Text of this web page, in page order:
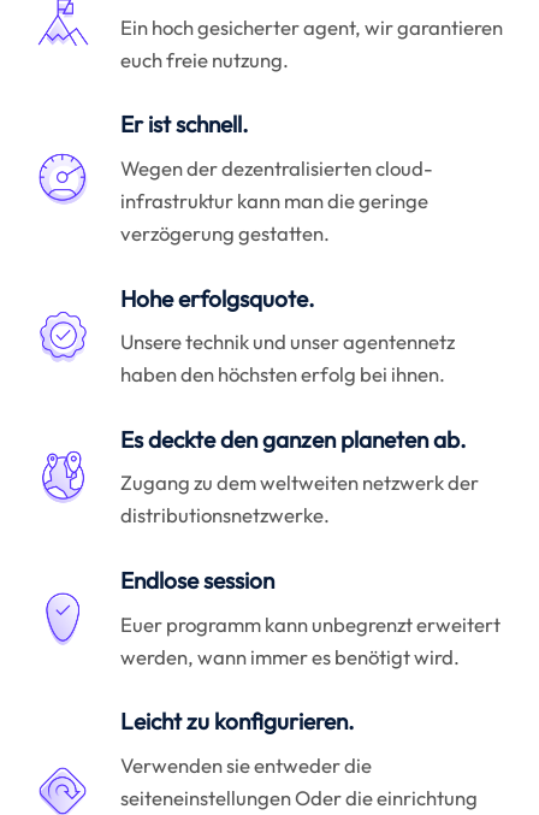
Ein hoch gesicherter agent, wir garantieren
euch freie nutzung.
Er ist schnell.
Wegen der dezentralisierten cloud-
infrastruktur kann man die geringe
verzögerung gestatten.
Hohe erfolgsquote.
Unsere technik und unser agentennetz
haben den höchsten erfolg bei ihnen.
Es deckte den ganzen planeten ab.
Zugang zu dem weltweiten netzwerk der
distributionsnetzwerke.
Endlose session
Euer programm kann unbegrenzt erweitert
werden, wann immer es benötigt wird.
Leicht zu konfigurieren.
Verwenden sie entweder die
seiteneinstellungen Oder die einrichtung